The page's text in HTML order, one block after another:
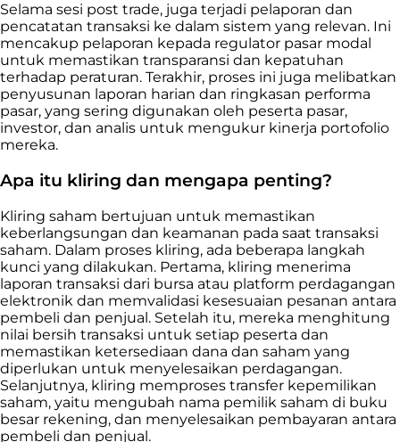
Selama sesi post trade, juga terjadi pelaporan dan
pencatatan transaksi ke dalam sistem yang relevan. Ini
mencakup pelaporan kepada regulator pasar modal
untuk memastikan transparansi dan kepatuhan
terhadap peraturan. Terakhir, proses ini juga melibatkan
penyusunan laporan harian dan ringkasan performa
pasar, yang sering digunakan oleh peserta pasar,
investor, dan analis untuk mengukur kinerja portofolio
mereka.
Apa itu kliring dan mengapa penting?
Kliring saham bertujuan untuk memastikan
keberlangsungan dan keamanan pada saat transaksi
saham. Dalam proses kliring, ada beberapa langkah
kunci yang dilakukan. Pertama, kliring menerima
laporan transaksi dari bursa atau platform perdagangan
elektronik dan memvalidasi kesesuaian pesanan antara
pembeli dan penjual. Setelah itu, mereka menghitung
nilai bersih transaksi untuk setiap peserta dan
memastikan ketersediaan dana dan saham yang
diperlukan untuk menyelesaikan perdagangan.
Selanjutnya, kliring memproses transfer kepemilikan
saham, yaitu mengubah nama pemilik saham di buku
besar rekening, dan menyelesaikan pembayaran antara
pembeli dan penjual.